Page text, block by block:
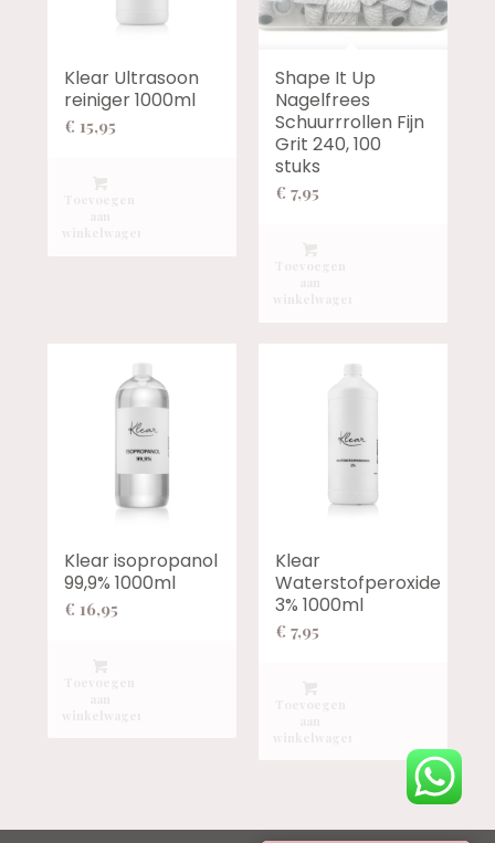
Klear Ultrasoon
reiniger 1000ml
€ 15,95
Shape It Up
Nagelfrees
Schuurrrollen Fijn
Grit 240, 100
stuks
€ 7,95
Klear isopropanol
99,9% 1000ml
€ 16,95
Klear
Waterstofperoxide
3% 1000ml
€ 7,95